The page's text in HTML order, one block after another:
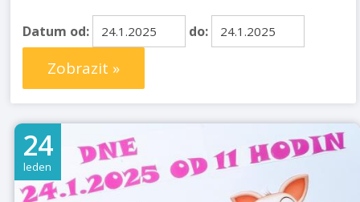
Datum od: do:
Zobrazit »
24
leden